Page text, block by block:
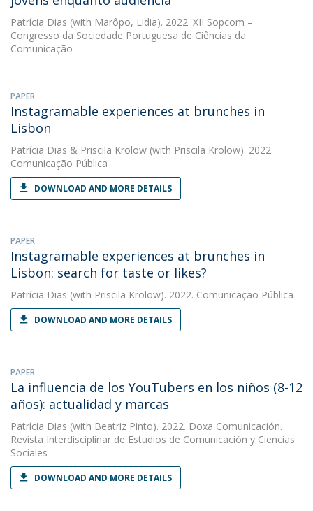
Patrícia Dias (with Marôpo, Lidia). 2022. XII Sopcom –
Congresso da Sociedade Portuguesa de Ciências da
Comunicação
PAPER
Instagramable experiences at brunches in
Lisbon
Patrícia Dias & Priscila Krolow (with Priscila Krolow). 2022.
Comunicação Pública
DOWNLOAD AND MORE DETAILS
PAPER
Instagramable experiences at brunches in
Lisbon: search for taste or likes?
Patrícia Dias (with Priscila Krolow). 2022. Comunicação Pública
DOWNLOAD AND MORE DETAILS
PAPER
La influencia de los YouTubers en los niños (8-12
años): actualidad y marcas
Patrícia Dias (with Beatriz Pinto). 2022. Doxa Comunicación.
Revista Interdisciplinar de Estudios de Comunicación y Ciencias
Sociales
DOWNLOAD AND MORE DETAILS